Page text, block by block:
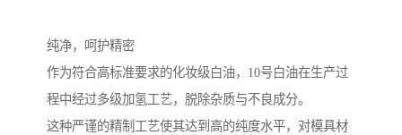
纯净，呵护精密
作为符合高标准要求的化妆级白油，10号白油在生产过
程中经过多级加氢工艺，脱除杂质与不良成分。
这种严谨的精制工艺使其达到高的纯度水平，对模具材